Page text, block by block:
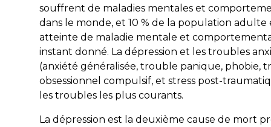
souffrent de maladies mentales et
dans le monde, et 10 % de la population adulte
atteinte de maladie mentale et
instant donné. La dépression et les troubles
(anxiété généralisée, trouble panique, phobie,
obsessionnel compulsif, et stress post-
les troubles les plus courants.
La dépression est la deuxième cause de mort